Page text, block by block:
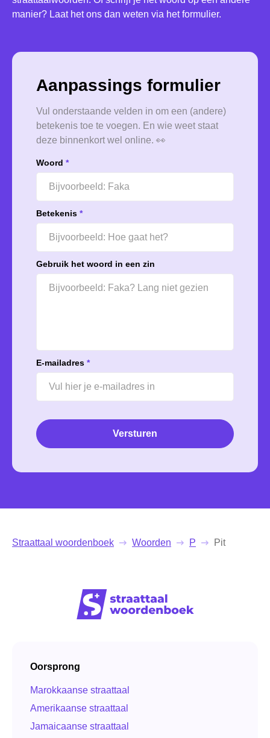
manier? Laat het ons dan weten via het formulier.
Aanpassings formulier
Vul onderstaande velden in om een (andere)
betekenis toe te voegen. En wie weet staat
deze binnenkort wel online. 👀
Woord *
Betekenis *
Gebruik het woord in een zin
E-mailadres *
Versturen
Straattaal woordenboek Woorden P Pit
Oorsprong
Marokkaanse straattaal
Amerikaanse straattaal
Jamaicaanse straattaal